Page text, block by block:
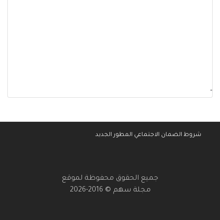
-
شروط الضمان الاجتماعي المطور الجديد
جميع الحقوق محفوظة لموقع
مجلة سهم © 2016-2026